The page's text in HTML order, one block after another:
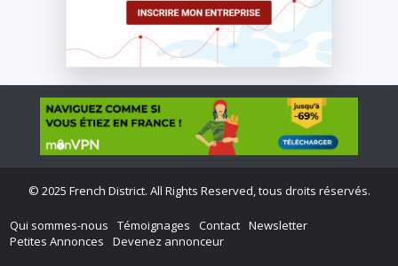
© 2025 French District. All Rights Reserved, tous droits réservés.
Qui sommes-nous Témoignages Contact Newsletter
Petites Annonces
Devenez annonceur